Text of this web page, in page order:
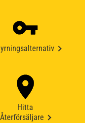
Hitta
Återförsäljare